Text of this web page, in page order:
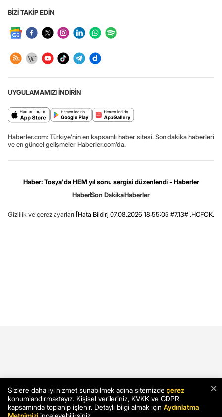
BİZİ TAKİP EDİN
UYGULAMAMIZI İNDİRİN
Haberler.com: Türkiye’nin en kapsamlı haber sitesi. Son dakika haberleri
ve en güncel gelişmeler Haberler.com’da.
Haber: Tosya'da HEM yıl sonu sergisi düzenlendi - Haberler
HaberSon DakikaHaberler
Gizlilik ve çerez ayarları [Hata Bildir] 07.08.2026 18:55:05 #7.13# .HCFOK.
×
Sizlere daha iyi hizmet sunabilmek adına sitemizde çerez
konumlandırmaktayız. Kişisel verileriniz, KVKK ve GDPR
kapsamında toplanıp işlenir. Detaylı bilgi almak için Aydınlatma
Metnimizi inceleyebilirsiniz.